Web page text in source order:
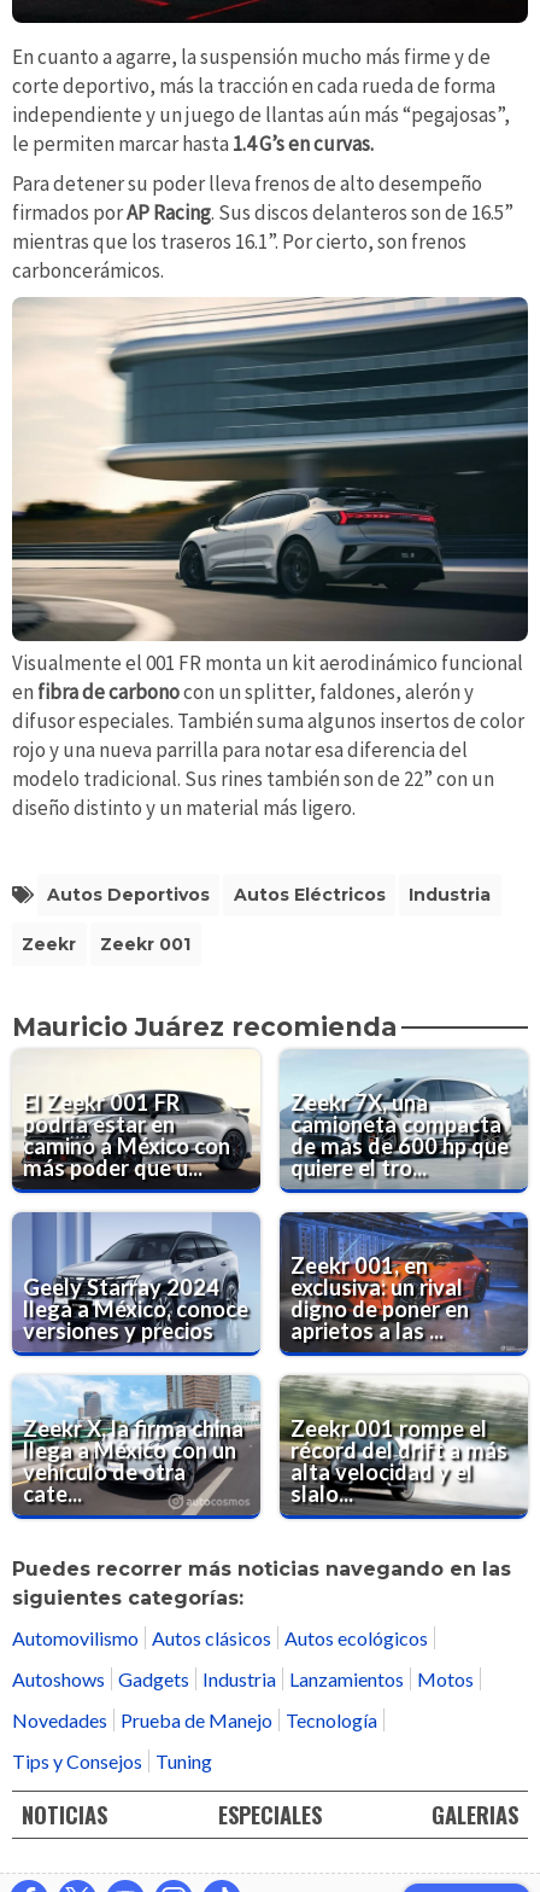
En cuanto a agarre, la suspensión mucho más firme y de
corte deportivo, más la tracción en cada rueda de forma
independiente y un juego de llantas aún más “pegajosas”,
le permiten marcar hasta 1.4 G’s en curvas.
Para detener su poder lleva frenos de alto desempeño
firmados porAP Racing. Sus discos delanteros son de 16.5”
mientras que los traseros 16.1”. Por cierto, son frenos
carboncerámicos.
Visualmente el 001 FR monta un kit aerodinámico funcional
en fibra de carbonocon un splitter, faldones, alerón y
difusor especiales. También suma algunos insertos de color
rojo y una nueva parrilla para notar esa diferencia del
modelo tradicional. Sus rines también son de 22” con un
diseño distinto y un material más ligero.
Autos Deportivos Autos Eléctricos Industria
Zeekr Zeekr 001
Mauricio Juárez recomienda
El Zeekr 001 FR
podría estar en
camino a México con
más poder que u...
Zeekr 7X, una
camioneta compacta
de más de 600 hp que
quiere el tro...
Geely Starray 2024
llega a México, conoce
versiones y precios
Zeekr 001, en
exclusiva: un rival
digno de poner en
aprietos a las ...
Zeekr X, la firma china
llega a México con un
vehículo de otra
cate...
Zeekr 001 rompe el
récord del drift a más
alta velocidad y el
slalo...
Puedes recorrer más noticias navegando en las
siguientes categorías:
Automovilismo
Autos clásicos
Autos ecológicos
Autoshows
Gadgets Industria Lanzamientos
Motos
Novedades
Prueba de Manejo
Tecnología
Tips y Consejos
Tuning
NOTICIAS ESPECIALES GALERIAS